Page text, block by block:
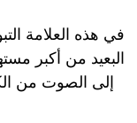
في هذه العلامة
البعيد من أكبر
إلى الصوت من